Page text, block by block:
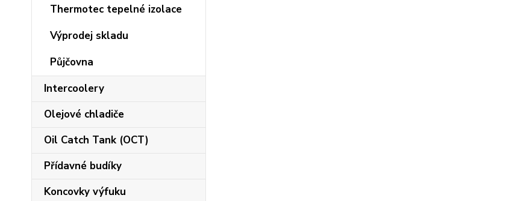
Thermotec tepelné izolace
Výprodej skladu
Půjčovna
Intercoolery
Olejové chladiče
Oil Catch Tank (OCT)
Přídavné budíky
Koncovky výfuku